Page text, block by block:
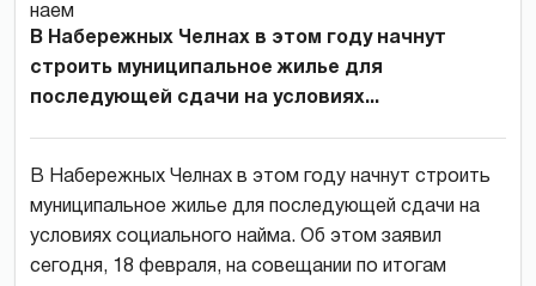
В Набережных Челнах в этом году начнут
строить муниципальное жилье для
последующей сдачи на условиях...
В Набережных Челнах в этом году начнут строить
муниципальное жилье для последующей сдачи на
условиях социального найма. Об этом заявил
сегодня, 18 февраля, на совещании по итогам